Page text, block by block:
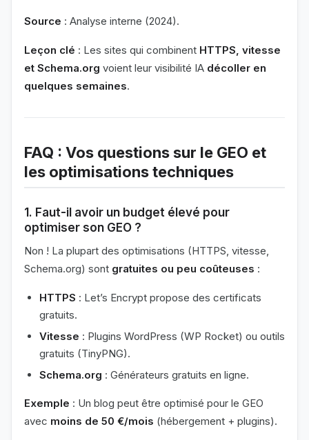
Source : Analyse interne (2024).
Leçon clé : Les sites qui combinent HTTPS, vitesse
et Schema.org voient leur visibilité IA décoller en
quelques semaines.
FAQ : Vos questions sur le GEO et
les optimisations techniques
1. Faut-il avoir un budget élevé pour
optimiser son GEO ?
Non ! La plupart des optimisations (HTTPS, vitesse,
Schema.org) sont gratuites ou peu coûteuses :
HTTPS : Let’s Encrypt propose des certificats
gratuits.
Vitesse : Plugins WordPress (WP Rocket) ou outils
gratuits (TinyPNG).
Schema.org : Générateurs gratuits en ligne.
Exemple : Un blog peut être optimisé pour le GEO
avec moins de 50 €/mois (hébergement + plugins).